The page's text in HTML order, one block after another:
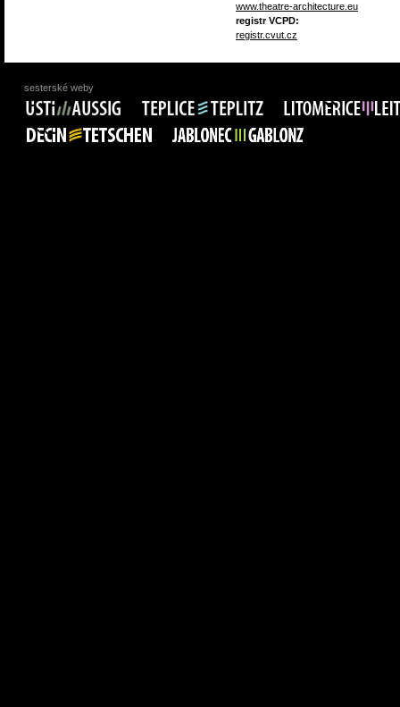
www.theatre-architecture.eu
registr VCPD:
registr.cvut.cz
sesterské weby